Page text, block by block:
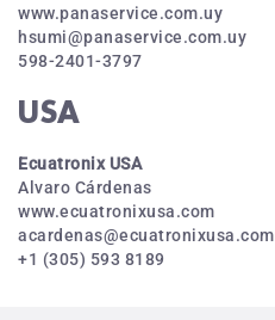
www.panaservice.com.uy
hsumi@panaservice.com.uy
598-2401-3797
USA
Ecuatronix USA
Alvaro Cárdenas
www.ecuatronixusa.com
acardenas@ecuatronixusa.com
+1 (305) 593 8189